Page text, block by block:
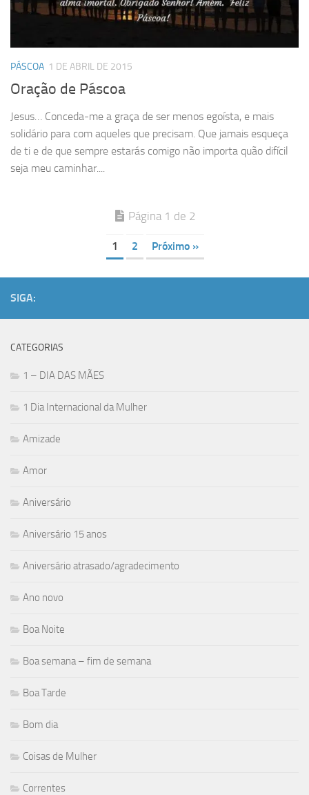
PÁSCOA 1 DE ABRIL DE 2015
Oração de Páscoa
Jesus… Conceda-me a graça de ser menos egoísta, e mais
solidário para com aqueles que precisam. Que jamais esqueça
de ti e de que sempre estarás comigo não importa quão difícil
seja meu caminhar....
Página 1 de 2
1 2 Próximo »
SIGA:
CATEGORIAS
1 – DIA DAS MÃES
1 Dia Internacional da Mulher
Amizade
Amor
Aniversário
Aniversário 15 anos
Aniversário atrasado/agradecimento
Ano novo
Boa Noite
Boa semana – fim de semana
Boa Tarde
Bom dia
Coisas de Mulher
Correntes